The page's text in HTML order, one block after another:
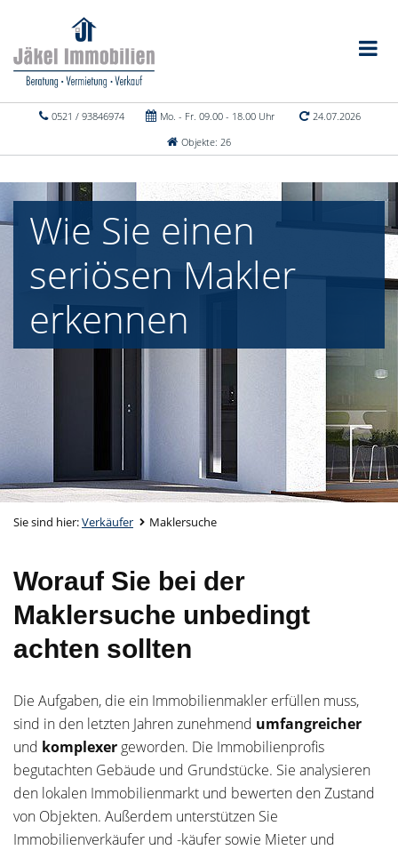
0521 / 93846974 Mo. - Fr. 09.00 - 18.00 Uhr
24.07.2026
Objekte: 26
Wie Sie einen
seriösen Makler
erkennen
Sie sind hier:Verkäufer Maklersuche
Worauf Sie bei der
Maklersuche unbedingt
achten sollten
Die Aufgaben, die ein Immobilienmakler erfüllen muss,
sind in den letzten Jahren zunehmend umfangreicher
und komplexer geworden. Die Immobilienprofis
begutachten Gebäude und Grundstücke. Sie analysieren
den lokalen Immobilienmarkt und bewerten den Zustand
von Objekten. Außerdem unterstützen Sie
Immobilienverkäufer und -käufer sowie Mieter und